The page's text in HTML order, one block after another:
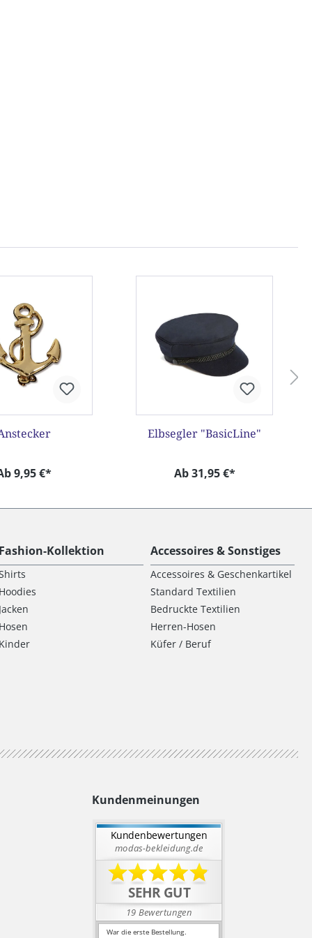
9,95 €*
Elbsegler "BasicLine"
Ab 31,95 €*
Fashion-Kollektion
Hoodies
Jacken
Hosen
Kinder
Accessoires & Sonstiges
Accessoires & Geschenkartikel
Standard Textilien
Bedruckte Textilien
Herren-Hosen
Küfer / Beruf
Kundenmeinungen